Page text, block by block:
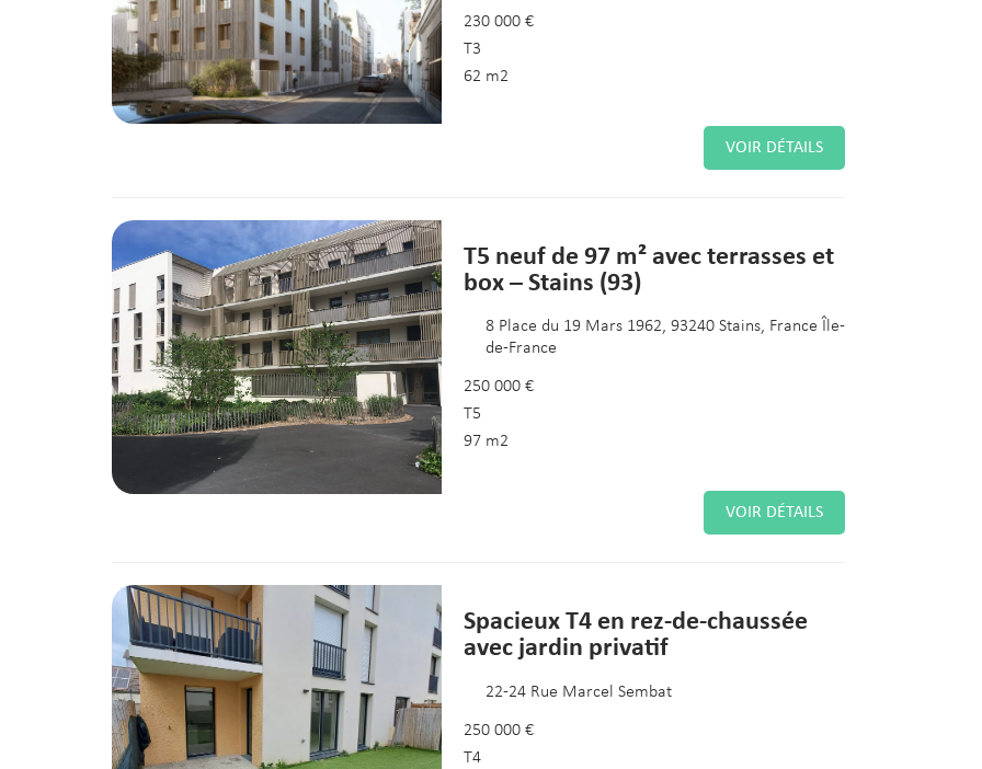
230 000 €
T3
62 m2
VOIR DÉTAILS
T5 neuf de 97 m² avec terrasses et
box – Stains (93)
8 Place du 19 Mars 1962, 93240 Stains, France Île-
de-France
250 000 €
T5
97 m2
VOIR DÉTAILS
Spacieux T4 en rez-de-chaussée
avec jardin privatif
22-24 Rue Marcel Sembat
250 000 €
T4